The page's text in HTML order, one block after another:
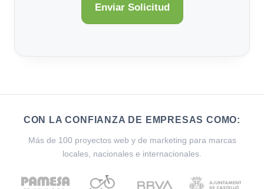
CON LA CONFIANZA DE EMPRESAS COMO:
Más de 100 proyectos web y de marketing para marcas
locales, nacionales e internacionales.